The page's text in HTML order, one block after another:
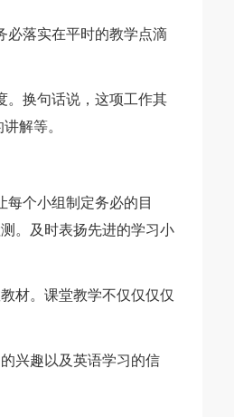
落实在平时的教学点滴
换句话说，这项工作其
解等。
个小组制定务必的目
。及时表扬先进的学习小
材。课堂教学不仅仅仅仅
兴趣以及英语学习的信